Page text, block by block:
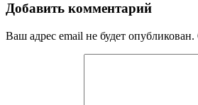
Добавить комментарий
Ваш адрес email не будет опубликован.